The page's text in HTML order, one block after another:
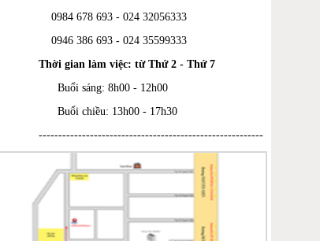
0984 678 693 - 024 32056333
0946 386 693 - 024 35599333
Thời gian làm việc: từ Thứ 2 - Thứ 7
Buổi sáng: 8h00 - 12h00
Buổi chiều: 13h00 - 17h30
---------------------------------------------------------